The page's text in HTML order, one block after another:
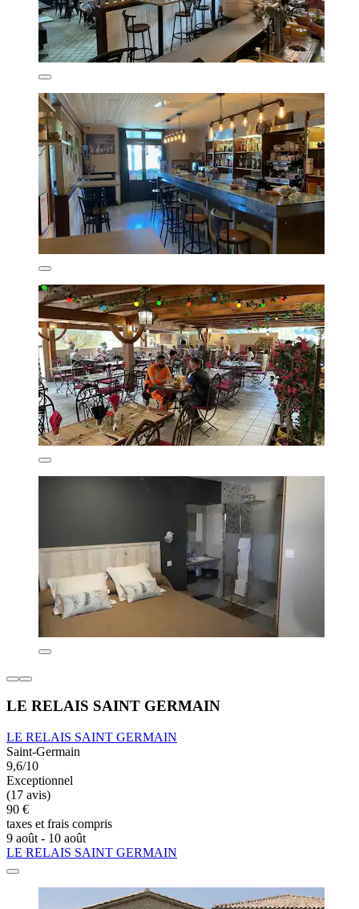
LE RELAIS SAINT GERMAIN
LE RELAIS SAINT GERMAIN
Saint-Germain
9,6/10
Exceptionnel
(17 avis)
90 €
taxes et frais compris
9 août - 10 août
LE RELAIS SAINT GERMAIN